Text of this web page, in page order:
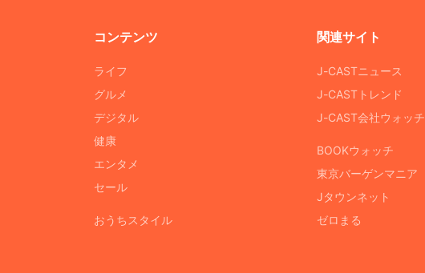
コンテンツ
ライフ
グルメ
デジタル
健康
エンタメ
セール
おうちスタイル
関連サイト
J-CASTニュース
J-CASTトレンド
J-CAST会社ウォッチ
BOOKウォッチ
東京バーゲンマニア
Jタウンネット
ゼロまる